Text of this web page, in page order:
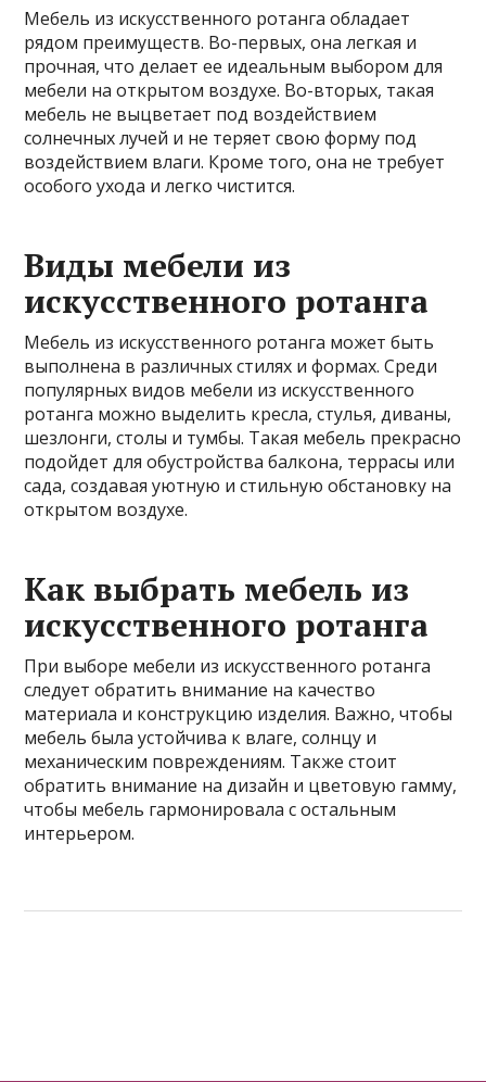
Мебель из искусственного ротанга обладает
рядом преимуществ. Во-первых, она легкая и
прочная, что делает ее идеальным выбором для
мебели на открытом воздухе. Во-вторых, такая
мебель не выцветает под воздействием
солнечных лучей и не теряет свою форму под
воздействием влаги. Кроме того, она не требует
особого ухода и легко чистится.
Виды мебели из
искусственного ротанга
Мебель из искусственного ротанга может быть
выполнена в различных стилях и формах. Среди
популярных видов мебели из искусственного
ротанга можно выделить кресла, стулья, диваны,
шезлонги, столы и тумбы. Такая мебель прекрасно
подойдет для обустройства балкона, террасы или
сада, создавая уютную и стильную обстановку на
открытом воздухе.
Как выбрать мебель из
искусственного ротанга
При выборе мебели из искусственного ротанга
следует обратить внимание на качество
материала и конструкцию изделия. Важно, чтобы
мебель была устойчива к влаге, солнцу и
механическим повреждениям. Также стоит
обратить внимание на дизайн и цветовую гамму,
чтобы мебель гармонировала с остальным
интерьером.